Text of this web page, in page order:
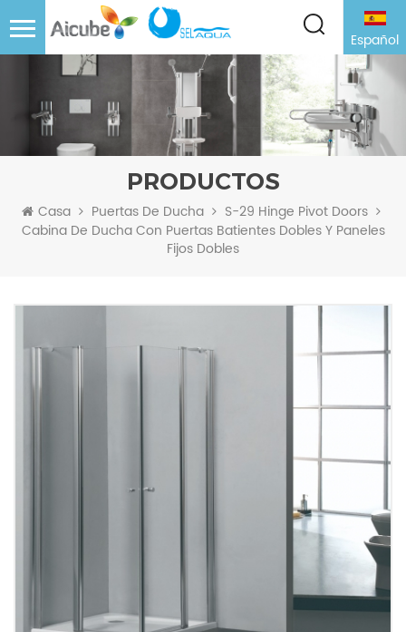
Español
PRODUCTOS
Casa Puertas De Ducha
S-29 Hinge Pivot Doors
Cabina De Ducha Con Puertas Batientes Dobles Y Paneles
Fijos Dobles